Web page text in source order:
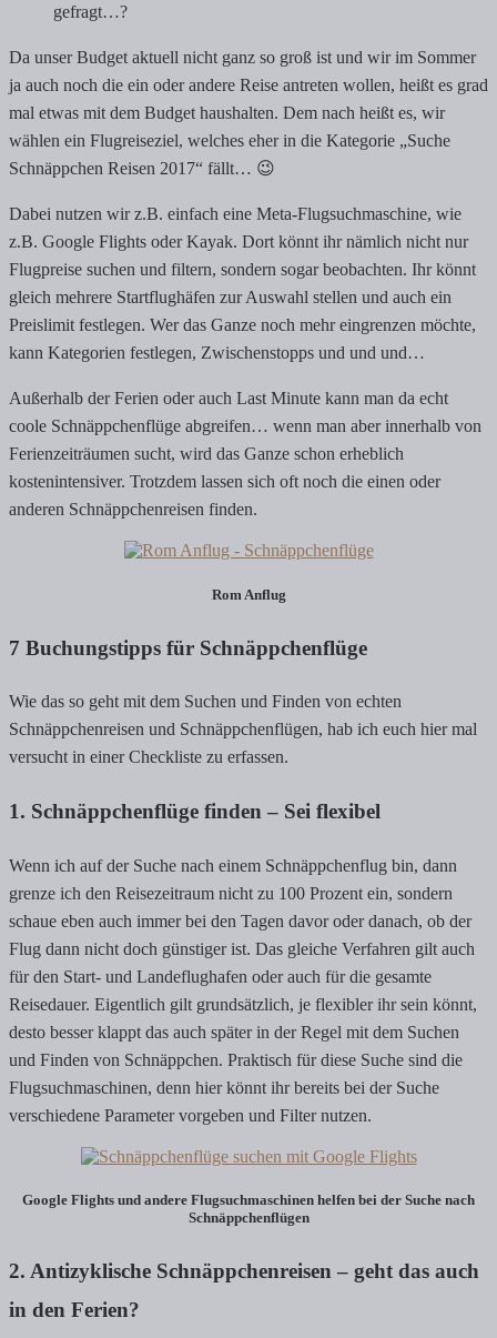
gefragt…?
Da unser Budget aktuell nicht ganz so groß ist und wir im Sommer
ja auch noch die ein oder andere Reise antreten wollen, heißt es grad
mal etwas mit dem Budget haushalten. Dem nach heißt es, wir
wählen ein Flugreiseziel, welches eher in die Kategorie „Suche
Schnäppchen Reisen 2017“ fällt… 😉
Dabei nutzen wir z.B. einfach eine Meta-Flugsuchmaschine, wie
z.B. Google Flights oder Kayak. Dort könnt ihr nämlich nicht nur
Flugpreise suchen und filtern, sondern sogar beobachten. Ihr könnt
gleich mehrere Startflughäfen zur Auswahl stellen und auch ein
Preislimit festlegen. Wer das Ganze noch mehr eingrenzen möchte,
kann Kategorien festlegen, Zwischenstopps und und und…
Außerhalb der Ferien oder auch Last Minute kann man da echt
coole Schnäppchenflüge abgreifen… wenn man aber innerhalb von
Ferienzeiträumen sucht, wird das Ganze schon erheblich
kostenintensiver. Trotzdem lassen sich oft noch die einen oder
anderen Schnäppchenreisen finden.
Rom Anflug
7 Buchungstipps für Schnäppchenflüge
Wie das so geht mit dem Suchen und Finden von echten
Schnäppchenreisen und Schnäppchenflügen, hab ich euch hier mal
versucht in einer Checkliste zu erfassen.
1. Schnäppchenflüge finden – Sei flexibel
Wenn ich auf der Suche nach einem Schnäppchenflug bin, dann
grenze ich den Reisezeitraum nicht zu 100 Prozent ein, sondern
schaue eben auch immer bei den Tagen davor oder danach, ob der
Flug dann nicht doch günstiger ist. Das gleiche Verfahren gilt auch
für den Start- und Landeflughafen oder auch für die gesamte
Reisedauer. Eigentlich gilt grundsätzlich, je flexibler ihr sein könnt,
desto besser klappt das auch später in der Regel mit dem Suchen
und Finden von Schnäppchen. Praktisch für diese Suche sind die
Flugsuchmaschinen, denn hier könnt ihr bereits bei der Suche
verschiedene Parameter vorgeben und Filter nutzen.
Google Flights und andere Flugsuchmaschinen helfen bei der Suche nach
Schnäppchenflügen
2. Antizyklische Schnäppchenreisen – geht das auch
in den Ferien?